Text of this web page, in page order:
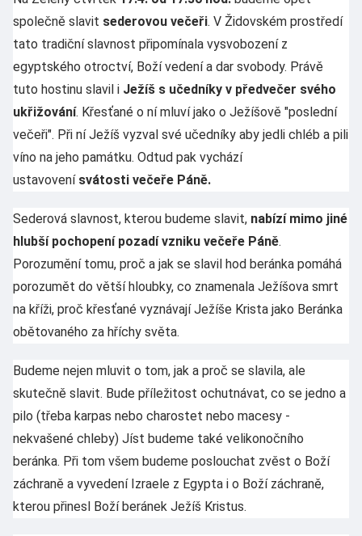
společně slavit sederovou večeři. V Židovském prostředí
tato tradiční slavnost připomínala vysvobození z
egyptského otroctví, Boží vedení a dar svobody. Právě
tuto hostinu slavil i Ježíš s učedníky v předvečer svého
ukřižování. Křesťané o ní mluví jako o Ježíšově "poslední
večeři". Při ní Ježíš vyzval své učedníky aby jedli chléb a pili
víno na jeho památku. Odtud pak vychází
ustavovení svátosti večeře Páně.
Sederová slavnost, kterou budeme slavit, nabízí mimo jiné
hlubší pochopení pozadí vzniku večeře Páně.
Porozumění tomu, proč a jak se slavil hod beránka pomáhá
porozumět do větší hloubky, co znamenala Ježíšova smrt
na kříži, proč křesťané vyznávají Ježíše Krista jako Beránka
obětovaného za hříchy světa.
Budeme nejen mluvit o tom, jak a proč se slavila, ale
skutečně slavit. Bude příležitost ochutnávat, co se jedno a
pilo (třeba karpas nebo charostet nebo macesy -
nekvašené chleby) Jíst budeme také velikonočního
beránka. Při tom všem budeme poslouchat zvěst o Boží
záchraně a vyvedení Izraele z Egypta i o Boží záchraně,
kterou přinesl Boží beránek Ježíš Kristus.